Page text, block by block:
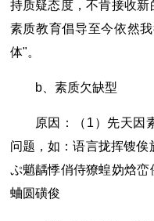
持质疑态度，不肯接收新
素质教育倡导至今依然
体"。
b、素质欠缺型
原因：（1）先天因
问题，如：语言拢挥锼
ぷ魈龋悸俏侍獠蝗妫焓
蛐圆磺俊